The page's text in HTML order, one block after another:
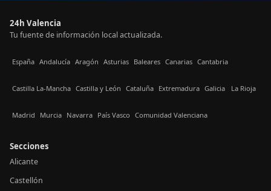
24h Valencia
Tu fuente de información local actualizada.
España Andalucía Aragón Asturias Baleares Canarias Cantabria
Castilla La-Mancha Castilla y León Cataluña Extremadura Galicia La Rioja
Madrid Murcia Navarra País Vasco Comunidad Valenciana
Secciones
Alicante
Castellón